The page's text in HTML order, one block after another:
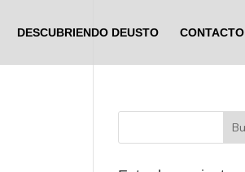
DESCUBRIENDO DEUSTO CONTACTO